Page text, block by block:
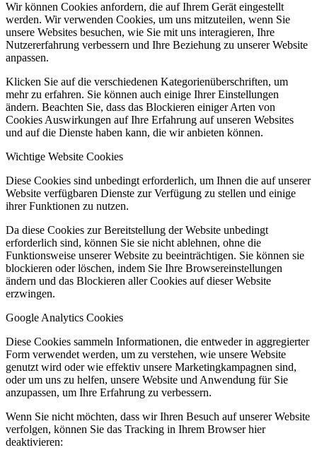
Wir können Cookies anfordern, die auf Ihrem Gerät eingestellt
werden. Wir verwenden Cookies, um uns mitzuteilen, wenn Sie
unsere Websites besuchen, wie Sie mit uns interagieren, Ihre
Nutzererfahrung verbessern und Ihre Beziehung zu unserer Website
anpassen.
Klicken Sie auf die verschiedenen Kategorienüberschriften, um
mehr zu erfahren. Sie können auch einige Ihrer Einstellungen
ändern. Beachten Sie, dass das Blockieren einiger Arten von
Cookies Auswirkungen auf Ihre Erfahrung auf unseren Websites
und auf die Dienste haben kann, die wir anbieten können.
Wichtige Website Cookies
Diese Cookies sind unbedingt erforderlich, um Ihnen die auf unserer
Website verfügbaren Dienste zur Verfügung zu stellen und einige
ihrer Funktionen zu nutzen.
Da diese Cookies zur Bereitstellung der Website unbedingt
erforderlich sind, können Sie sie nicht ablehnen, ohne die
Funktionsweise unserer Website zu beeinträchtigen. Sie können sie
blockieren oder löschen, indem Sie Ihre Browsereinstellungen
ändern und das Blockieren aller Cookies auf dieser Website
erzwingen.
Google Analytics Cookies
Diese Cookies sammeln Informationen, die entweder in aggregierter
Form verwendet werden, um zu verstehen, wie unsere Website
genutzt wird oder wie effektiv unsere Marketingkampagnen sind,
oder um uns zu helfen, unsere Website und Anwendung für Sie
anzupassen, um Ihre Erfahrung zu verbessern.
Wenn Sie nicht möchten, dass wir Ihren Besuch auf unserer Website
verfolgen, können Sie das Tracking in Ihrem Browser hier
deaktivieren: